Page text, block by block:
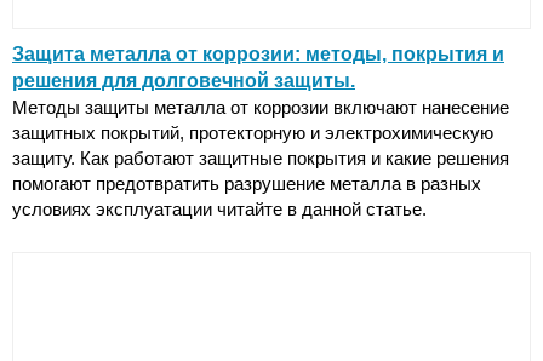
Защита металла от коррозии: методы, покрытия и
решения для долговечной защиты.
Методы защиты металла от коррозии включают нанесение
защитных покрытий, протекторную и электрохимическую
защиту. Как работают защитные покрытия и какие решения
помогают предотвратить разрушение металла в разных
условиях эксплуатации читайте в данной статье.